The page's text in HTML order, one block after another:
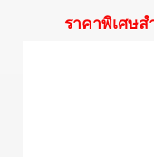
ราคาพิเศษ